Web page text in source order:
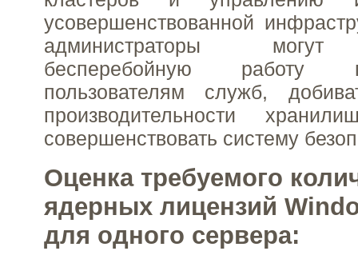
усовершенствованной
администраторы могут
бесперебойную работу
пользователям служб,
производительности
совершенствовать систему
Оценка требуемого
ядерных лицензий
для одного сервера: